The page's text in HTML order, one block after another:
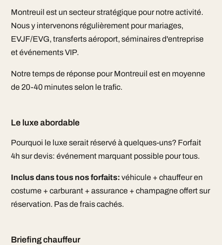
Montreuil est un secteur stratégique pour notre activité.
Nous y intervenons régulièrement pour mariages,
EVJF/EVG, transferts aéroport, séminaires d'entreprise
et événements VIP.
Notre temps de réponse pour Montreuil est en moyenne
de 20-40 minutes selon le trafic.
Le luxe abordable
Pourquoi le luxe serait réservé à quelques-uns? Forfait
4h sur devis: événement marquant possible pour tous.
Inclus dans tous nos forfaits: véhicule + chauffeur en
costume + carburant + assurance + champagne offert sur
réservation. Pas de frais cachés.
Briefing chauffeur